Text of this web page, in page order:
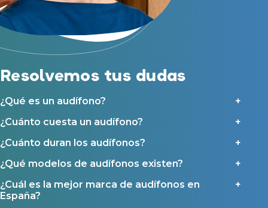
Resolvemos tus dudas
¿Qué es un audífono?
¿Cuánto cuesta un audífono?
¿Cuánto duran los audífonos?
¿Qué modelos de audífonos existen?
¿Cuál es la mejor marca de audífonos en
España?
Reparación de audífonos
Asistencia audiológica a domicilio
Seguro para audífonos
Ayudas y subvenciones
Ayudas para audífonos en Andalucía
Ayudas y subvenciones en La Rioja
Ayudas para audífonos en Galicia
Acepto recibir comunicaciones comerciales por parte de Miaudífono
y sus colaboradores según se detalla en nuestras
Acepto la cesión de estos datos a empresas colaboradoras de
Miaudífono para poder ofrecer los servicios solicitados, según se
detalla en nuestrasCondiciones de uso
Al hacer click en «Contáctanos» declaras haber leído y aceptado nuestra
Política de Privacidad.